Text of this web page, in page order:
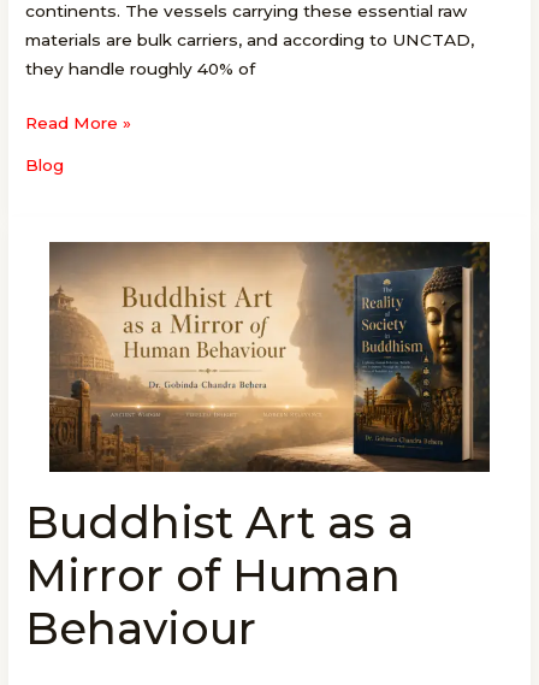
continents. The vessels carrying these essential raw
materials are bulk carriers, and according to UNCTAD,
they handle roughly 40% of
Read More »
Blog
Buddhist Art as a
Mirror of Human
Behaviour
Buddhist
Art
as
a
Mirror